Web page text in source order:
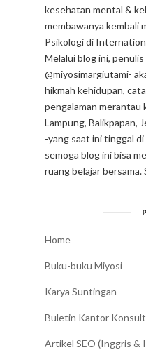
kesehatan mental &
membawanya kembali
Psikologi di
Melalui blog ini,
@miyosimargiutami-
hikmah kehidupan,
pengalaman merantau
Lampung, Balikpapan,
-yang saat ini tinggal
semoga blog ini bisa
ruang belajar bersama.
Home
Buku-buku Miyosi
Karya Suntingan
Buletin Kantor
Artikel SEO (Inggris &